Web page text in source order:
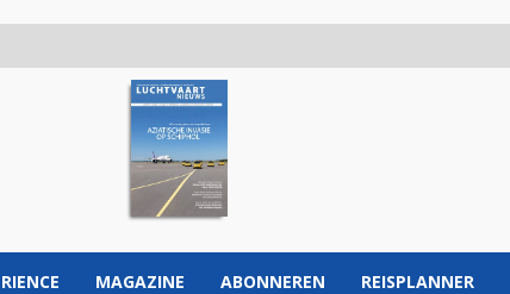
MAGAZINE ABONNEREN REISPLANNER